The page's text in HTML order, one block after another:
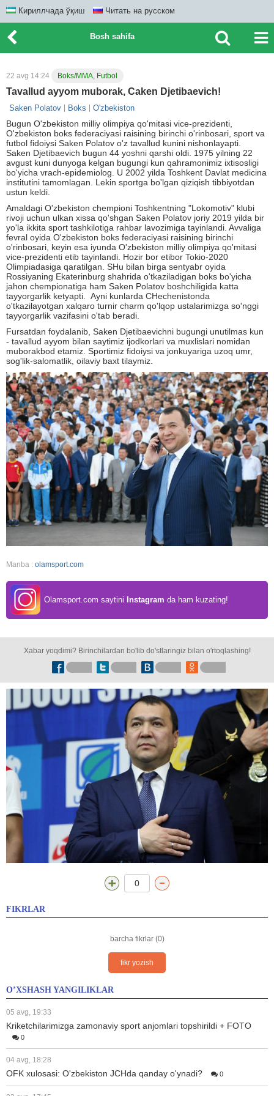
Кириллчада ўқиш Читать на русском
Bosh sahifa
22 avg 14:24 Boks/MMA, Futbol
Tavallud ayyom muborak, Caken Djetibaevich!
Saken Polatov Boks O'zbekiston
Bugun O'zbekiston milliy olimpiya qo'mitasi vice-prezidenti,
O'zbekiston boks federaciyasi raisining birinchi o'rinbosari, sport va
futbol fidoiysi Saken Polatov o'z tavallud kunini nishonlayapti.
Saken Djetibaevich bugun 44 yoshni qarshi oldi. 1975 yilning 22
avgust kuni dunyoga kelgan bugungi kun qahramonimiz ixtisosligi
bo'yicha vrach-epidemiolog. U 2002 yilda Toshkent Davlat medicina
institutini tamomlagan. Lekin sportga bo'lgan qiziqish tibbiyotdan
ustun keldi.
Amaldagi O'zbekiston chempioni Toshkentning "Lokomotiv" klubi
rivoji uchun ulkan xissa qo'shgan Saken Polatov joriy 2019 yilda bir
yo'la ikkita sport tashkilotiga rahbar lavozimiga tayinlandi. Avvaliga
fevral oyida O'zbekiston boks federaciyasi raisining birinchi
o'rinbosari, keyin esa iyunda O'zbekiston milliy olimpiya qo'mitasi
vice-prezidenti etib tayinlandi. Hozir bor etibor Tokio-2020
Olimpiadasiga qaratilgan. SHu bilan birga sentyabr oyida
Rossiyaning Ekaterinburg shahrida o'tkaziladigan boks bo'yicha
jahon chempionatiga ham Saken Polatov boshchiligida katta
tayyorgarlik ketyapti. Ayni kunlarda CHechenistonda
o'tkazilayotgan xalqaro turnir charm qo'lqop ustalarimizga so'nggi
tayyorgarlik vazifasini o'tab beradi.
Fursatdan foydalanib, Saken Djetibaevichni bugungi unutilmas kun
- tavallud ayyom bilan saytimiz ijodkorlari va muxlislari nomidan
muborakbod etamiz. Sportimiz fidoiysi va jonkuyariga uzoq umr,
sog'lik-salomatlik, oilaviy baxt tilaymiz.
Manba : olamsport.com
Olamsport.com saytini Instagram da ham kuzating!
Xabar yoqdimi? Birinchilardan bo'lib do'stlaringiz bilan o'rtoqlashing!
0
FIKRLAR
barcha fikrlar (0)
fikr yozish
O’XSHASH YANGILIKLAR
05 avg, 19:33
Kriketchilarimizga zamonaviy sport anjomlari topshirildi + FOTO
0
04 avg, 18:28
OFK xulosasi: O'zbekiston JCHda qanday o'ynadi? 0